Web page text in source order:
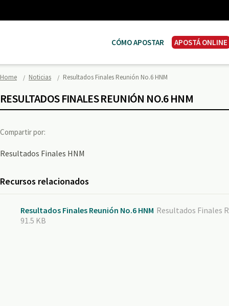
CÓMO APOSTAR APOSTÁ ONLINE
Home Noticias Resultados Finales Reunión No.6 HNM
RESULTADOS FINALES REUNIÓN NO.6 HNM
Compartir por:
Resultados Finales HNM
Recursos relacionados
Resultados Finales Reunión No.6 HNM Resultados Finales
91.5 KB